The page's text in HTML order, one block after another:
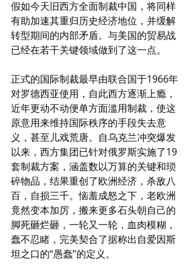
假如今天旧西方全面制裁中国，将同样
有助加速其重归历史经济地位，并缓解
转型期间的内部矛盾。与美国的贸易战
已经在若干关键领域做到了这一点。
正式的国际制裁最早由联合国于1966年
对罗德西亚使用，自此西方逐渐上瘾，
近年更动不动便单方面滥用制裁，使这
原意用来维持国际秩序的手段失去意
义，甚至儿戏荒唐。自乌克兰冲突爆发
以来，西方集团已针对俄罗斯实施了19
套制裁方案，涵盖数以万算的关键和琐
碎物品，结果重创了欧洲经济，杀敌八
百，自损三千。恼羞成怒之下，老欧洲
竟然变本加厉，搬来更多石头朝自己的
脚死砸烂砸，一轮又一轮，血肉模糊，
蠢不忍睹，完美契合了据称出自爱因斯
坦之口的“愚蠢”的定义。